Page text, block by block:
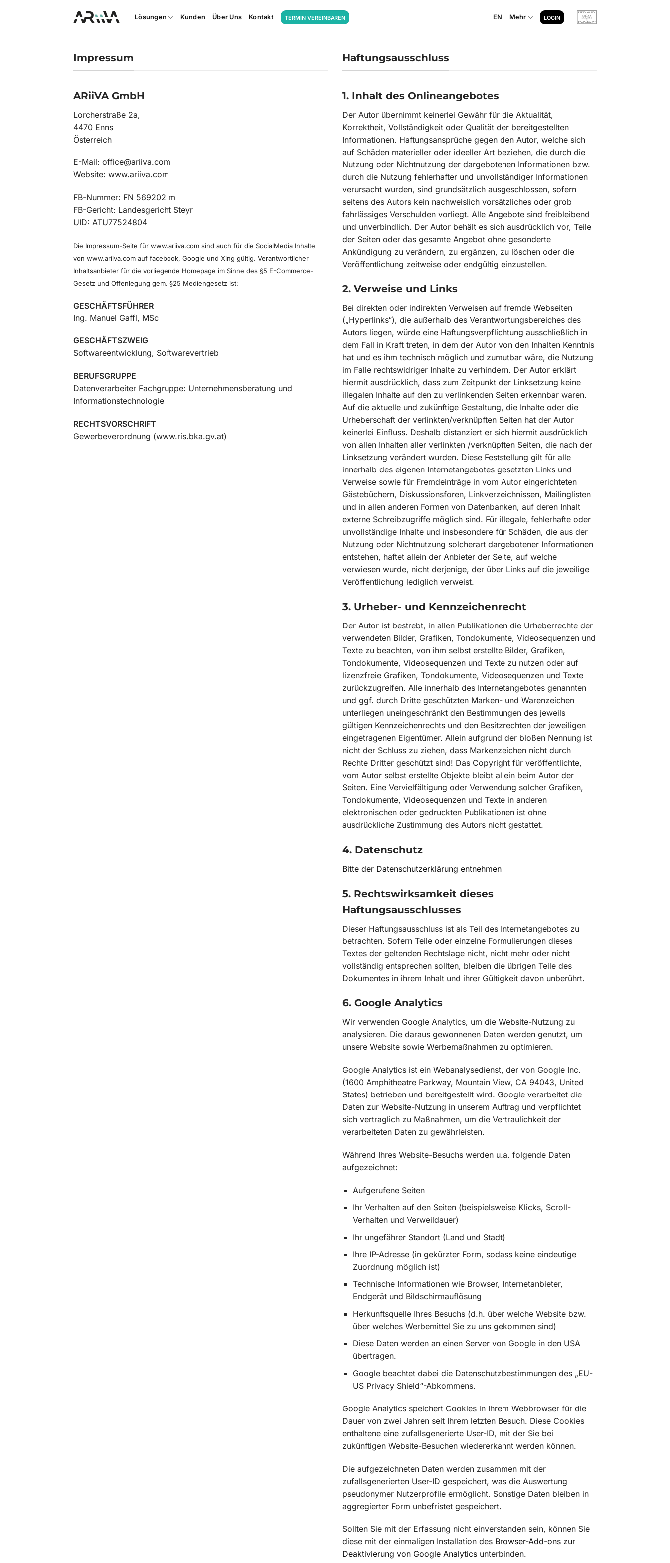
Lösungen Kunden Über Uns Kontakt TERMIN VEREINBAREN EN Mehr LOGIN
Impressum
ARiiVA GmbH
Lorcherstraße 2a,
4470 Enns
Österreich
E-Mail: office@ariiva.com
Website: www.ariiva.com
FB-Nummer: FN 569202 m
FB-Gericht: Landesgericht Steyr
UID: ATU77524804
Die Impressum-Seite für www.ariiva.com sind auch für die SocialMedia Inhalte
von www.ariiva.com auf facebook, Google und Xing gültig. Verantwortlicher
Inhaltsanbieter für die vorliegende Homepage im Sinne des §5 E-Commerce-
Gesetz und Offenlegung gem. §25 Mediengesetz ist:
GESCHÄFTSFÜHRER
Ing. Manuel Gaffl, MSc
GESCHÄFTSZWEIG
Softwareentwicklung, Softwarevertrieb
BERUFSGRUPPE
Datenverarbeiter Fachgruppe: Unternehmensberatung und
Informationstechnologie
RECHTSVORSCHRIFT
Gewerbeverordnung (www.ris.bka.gv.at)
Haftungsausschluss
1. Inhalt des Onlineangebotes
Der Autor übernimmt keinerlei Gewähr für die Aktualität,
Korrektheit, Vollständigkeit oder Qualität der bereitgestellten
Informationen. Haftungsansprüche gegen den Autor, welche sich
auf Schäden materieller oder ideeller Art beziehen, die durch die
Nutzung oder Nichtnutzung der dargebotenen Informationen bzw.
durch die Nutzung fehlerhafter und unvollständiger Informationen
verursacht wurden, sind grundsätzlich ausgeschlossen, sofern
seitens des Autors kein nachweislich vorsätzliches oder grob
fahrlässiges Verschulden vorliegt. Alle Angebote sind freibleibend
und unverbindlich. Der Autor behält es sich ausdrücklich vor, Teile
der Seiten oder das gesamte Angebot ohne gesonderte
Ankündigung zu verändern, zu ergänzen, zu löschen oder die
Veröffentlichung zeitweise oder endgültig einzustellen.
2. Verweise und Links
Bei direkten oder indirekten Verweisen auf fremde Webseiten
(„Hyperlinks“), die außerhalb des Verantwortungsbereiches des
Autors liegen, würde eine Haftungsverpflichtung ausschließlich in
dem Fall in Kraft treten, in dem der Autor von den Inhalten Kenntnis
hat und es ihm technisch möglich und zumutbar wäre, die Nutzung
im Falle rechtswidriger Inhalte zu verhindern. Der Autor erklärt
hiermit ausdrücklich, dass zum Zeitpunkt der Linksetzung keine
illegalen Inhalte auf den zu verlinkenden Seiten erkennbar waren.
Auf die aktuelle und zukünftige Gestaltung, die Inhalte oder die
Urheberschaft der verlinkten/verknüpften Seiten hat der Autor
keinerlei Einfluss. Deshalb distanziert er sich hiermit ausdrücklich
von allen Inhalten aller verlinkten /verknüpften Seiten, die nach der
Linksetzung verändert wurden. Diese Feststellung gilt für alle
innerhalb des eigenen Internetangebotes gesetzten Links und
Verweise sowie für Fremdeinträge in vom Autor eingerichteten
Gästebüchern, Diskussionsforen, Linkverzeichnissen, Mailinglisten
und in allen anderen Formen von Datenbanken, auf deren Inhalt
externe Schreibzugriffe möglich sind. Für illegale, fehlerhafte oder
unvollständige Inhalte und insbesondere für Schäden, die aus der
Nutzung oder Nichtnutzung solcherart dargebotener Informationen
entstehen, haftet allein der Anbieter der Seite, auf welche
verwiesen wurde, nicht derjenige, der über Links auf die jeweilige
Veröffentlichung lediglich verweist.
3. Urheber- und Kennzeichenrecht
Der Autor ist bestrebt, in allen Publikationen die Urheberrechte der
verwendeten Bilder, Grafiken, Tondokumente, Videosequenzen und
Texte zu beachten, von ihm selbst erstellte Bilder, Grafiken,
Tondokumente, Videosequenzen und Texte zu nutzen oder auf
lizenzfreie Grafiken, Tondokumente, Videosequenzen und Texte
zurückzugreifen. Alle innerhalb des Internetangebotes genannten
und ggf. durch Dritte geschützten Marken- und Warenzeichen
unterliegen uneingeschränkt den Bestimmungen des jeweils
gültigen Kennzeichenrechts und den Besitzrechten der jeweiligen
eingetragenen Eigentümer. Allein aufgrund der bloßen Nennung ist
nicht der Schluss zu ziehen, dass Markenzeichen nicht durch
Rechte Dritter geschützt sind! Das Copyright für veröffentlichte,
vom Autor selbst erstellte Objekte bleibt allein beim Autor der
Seiten. Eine Vervielfältigung oder Verwendung solcher Grafiken,
Tondokumente, Videosequenzen und Texte in anderen
elektronischen oder gedruckten Publikationen ist ohne
ausdrückliche Zustimmung des Autors nicht gestattet.
4. Datenschutz
Bitte der Datenschutzerklärung entnehmen
5. Rechtswirksamkeit dieses
Haftungsausschlusses
Dieser Haftungsausschluss ist als Teil des Internetangebotes zu
betrachten. Sofern Teile oder einzelne Formulierungen dieses
Textes der geltenden Rechtslage nicht, nicht mehr oder nicht
vollständig entsprechen sollten, bleiben die übrigen Teile des
Dokumentes in ihrem Inhalt und ihrer Gültigkeit davon unberührt.
6. Google Analytics
Wir verwenden Google Analytics, um die Website-Nutzung zu
analysieren. Die daraus gewonnenen Daten werden genutzt, um
unsere Website sowie Werbemaßnahmen zu optimieren.
Google Analytics ist ein Webanalysedienst, der von Google Inc.
(1600 Amphitheatre Parkway, Mountain View, CA 94043, United
States) betrieben und bereitgestellt wird. Google verarbeitet die
Daten zur Website-Nutzung in unserem Auftrag und verpflichtet
sich vertraglich zu Maßnahmen, um die Vertraulichkeit der
verarbeiteten Daten zu gewährleisten.
Während Ihres Website-Besuchs werden u.a. folgende Daten
aufgezeichnet:
Aufgerufene Seiten
Ihr Verhalten auf den Seiten (beispielsweise Klicks, Scroll-
Verhalten und Verweildauer)
Ihr ungefährer Standort (Land und Stadt)
Ihre IP-Adresse (in gekürzter Form, sodass keine eindeutige
Zuordnung möglich ist)
Technische Informationen wie Browser, Internetanbieter,
Endgerät und Bildschirmauflösung
Herkunftsquelle Ihres Besuchs (d.h. über welche Website bzw.
über welches Werbemittel Sie zu uns gekommen sind)
Diese Daten werden an einen Server von Google in den USA
übertragen.
Google beachtet dabei die Datenschutzbestimmungen des „EU-
US Privacy Shield“-Abkommens.
Google Analytics speichert Cookies in Ihrem Webbrowser für die
Dauer von zwei Jahren seit Ihrem letzten Besuch. Diese Cookies
enthaltene eine zufallsgenerierte User-ID, mit der Sie bei
zukünftigen Website-Besuchen wiedererkannt werden können.
Die aufgezeichneten Daten werden zusammen mit der
zufallsgenerierten User-ID gespeichert, was die Auswertung
pseudonymer Nutzerprofile ermöglicht. Sonstige Daten bleiben in
aggregierter Form unbefristet gespeichert.
Sollten Sie mit der Erfassung nicht einverstanden sein, können Sie
diese mit der einmaligen Installation des Browser-Add-ons zur
Deaktivierung von Google Analytics unterbinden.